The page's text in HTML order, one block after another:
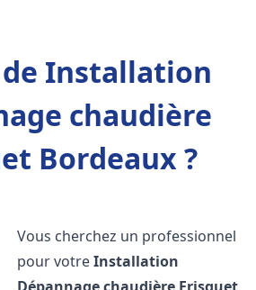
Installation
chaudière
Bordeaux ?
Vous cherchez un professionnel
pour votreInstallation